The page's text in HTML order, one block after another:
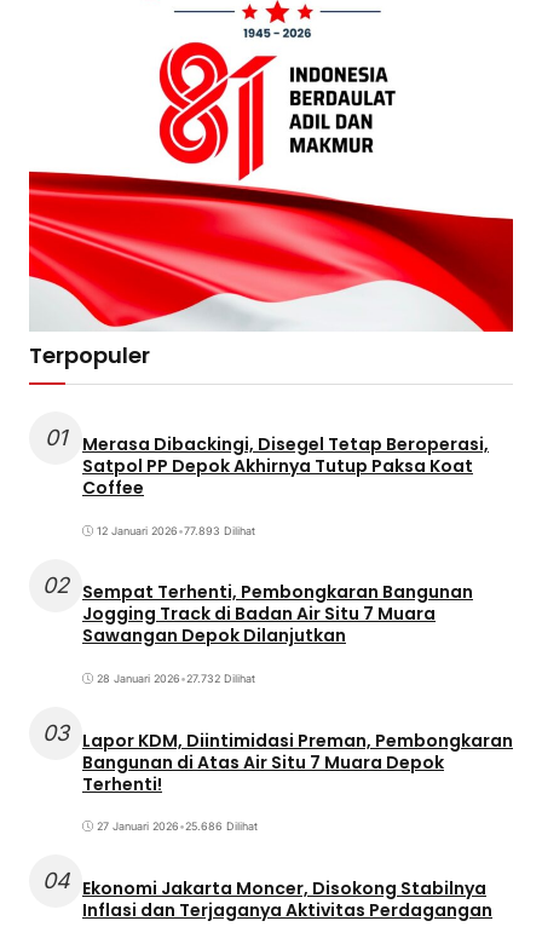
Terpopuler
01
Merasa Dibackingi, Disegel Tetap Beroperasi,
Satpol PP Depok Akhirnya Tutup Paksa Koat
Coffee
12 Januari 2026•77.893 Dilihat
02 Sempat Terhenti, Pembongkaran Bangunan
Jogging Track di Badan Air Situ 7 Muara
Sawangan Depok Dilanjutkan
28 Januari 2026•27.732 Dilihat
03 Lapor KDM, Diintimidasi Preman, Pembongkaran
Bangunan di Atas Air Situ 7 Muara Depok
Terhenti!
27 Januari 2026•25.686 Dilihat
04 Ekonomi Jakarta Moncer, Disokong Stabilnya
Inflasi dan Terjaganya Aktivitas Perdagangan